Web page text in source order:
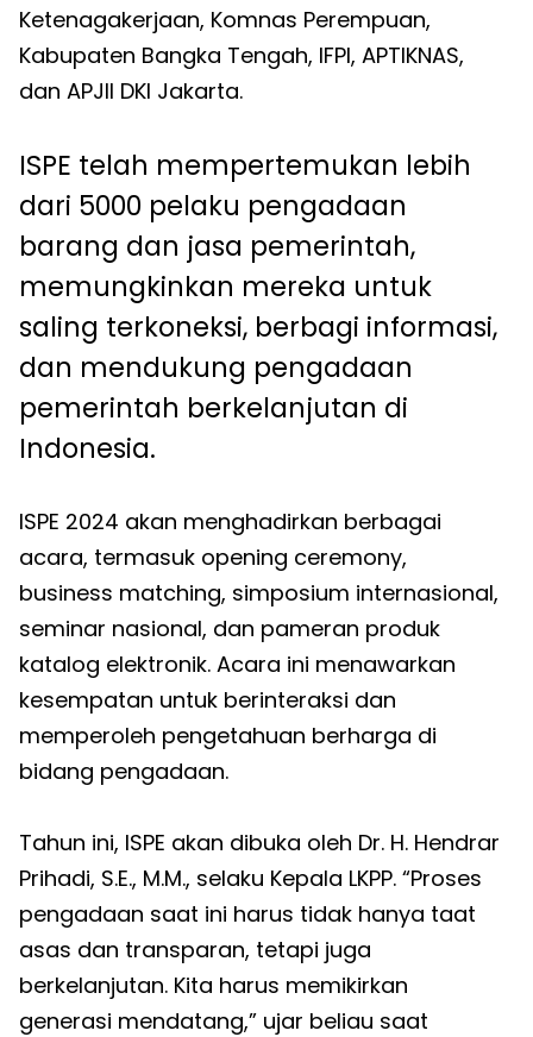
Ketenagakerjaan, Komnas Perempuan,
Kabupaten Bangka Tengah, IFPI, APTIKNAS,
dan APJII DKI Jakarta.
ISPE telah mempertemukan lebih
dari 5000 pelaku pengadaan
barang dan jasa pemerintah,
memungkinkan mereka untuk
saling terkoneksi, berbagi informasi,
dan mendukung pengadaan
pemerintah berkelanjutan di
Indonesia.
ISPE 2024 akan menghadirkan berbagai
acara, termasuk opening ceremony,
business matching, simposium internasional,
seminar nasional, dan pameran produk
katalog elektronik. Acara ini menawarkan
kesempatan untuk berinteraksi dan
memperoleh pengetahuan berharga di
bidang pengadaan.
Tahun ini, ISPE akan dibuka oleh Dr. H. Hendrar
Prihadi, S.E., M.M., selaku Kepala LKPP. “Proses
pengadaan saat ini harus tidak hanya taat
asas dan transparan, tetapi juga
berkelanjutan. Kita harus memikirkan
generasi mendatang,” ujar beliau saat